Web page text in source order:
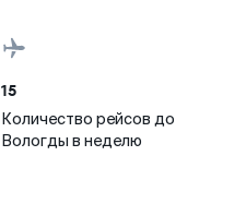
15
Количество рейсов до
Вологды в неделю